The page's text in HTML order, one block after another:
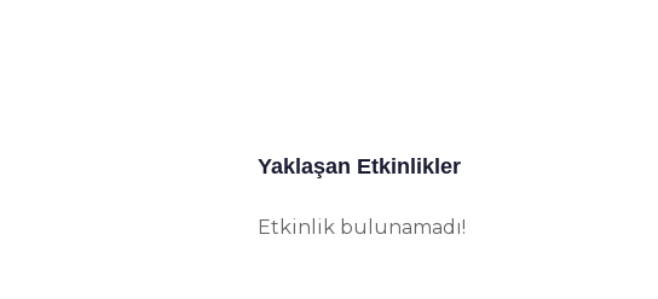
Yaklaşan Etkinlikler
Etkinlik bulunamadı!